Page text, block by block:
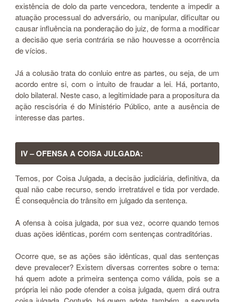
existência de dolo da parte vencedora, tendente a impedir a
atuação processual do adversário, ou manipular, dificultar ou
causar influência na ponderação do juiz, de forma a modificar
a decisão que seria contrária se não houvesse a ocorrência
de vícios.
Já a colusão trata do conluio entre as partes, ou seja, de um
acordo entre si, com o intuito de fraudar a lei. Há, portanto,
dolo bilateral. Neste caso, a legitimidade para a propositura da
ação rescisória é do Ministério Público, ante a ausência de
interesse das partes.
IV – OFENSA A COISA JULGADA:
Temos, por Coisa Julgada, a decisão judiciária, definitiva, da
qual não cabe recurso, sendo irretratável e tida por verdade.
É consequência do trânsito em julgado da sentença.
A ofensa à coisa julgada, por sua vez, ocorre quando temos
duas ações idênticas, porém com sentenças contraditórias.
Ocorre que, se as ações são idênticas, qual das sentenças
deve prevalecer? Existem diversas correntes sobre o tema:
há quem adote a primeira sentença como válida, pois se a
própria lei não pode ofender a coisa julgada, quem dirá outra